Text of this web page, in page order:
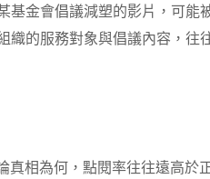
金會倡議減塑的影片，可能
的服務對象與倡議內容，往
相為何，點閱率往往遠高於